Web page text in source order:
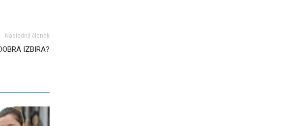
Naslednji članek
IZBIRA?